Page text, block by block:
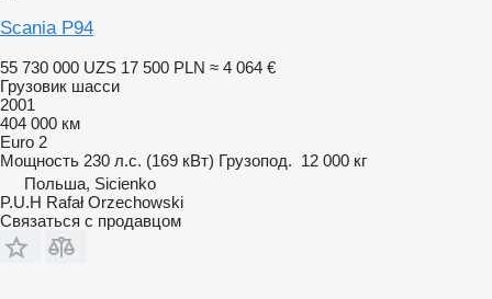
Scania P94
55 730 000 UZS 17 500 PLN ≈ 4 064 €
Грузовик шасси
2001
404 000 км
Euro 2
Мощность 230 л.с. (169 кВт) Грузопод. 12 000 кг
Польша, Sicienko
P.U.H Rafał Orzechowski
Связаться с продавцом